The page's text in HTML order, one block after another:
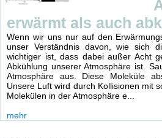
erwärmt als auch
Wenn wir uns nur auf den
unser Verständnis davon, wie sich
wichtiger ist, dass dabei außer Acht
Abkühlung unserer Atmosphäre ist.
Atmosphäre aus. Diese Moleküle
Unsere Luft wird durch Kollisionen mit
Molekülen in der Atmosphäre e...
mehr